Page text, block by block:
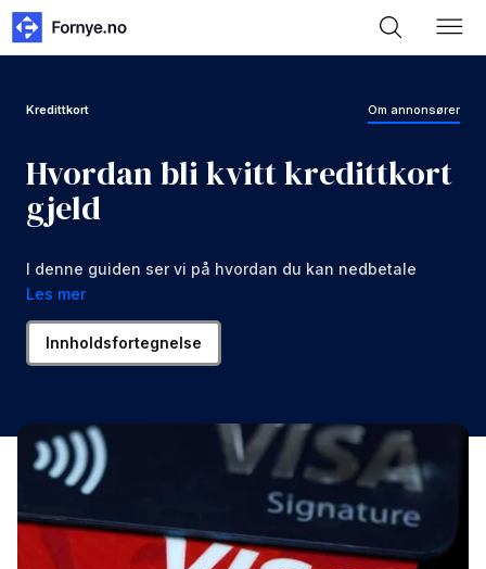
Kredittkort Om annonsører
Hvordan bli kvitt kredittkort
gjeld
I denne guiden ser vi på hvordan du kan nedbetale
utestående kredittkort gjeld raskt.
Les mer
Innholdsfortegnelse